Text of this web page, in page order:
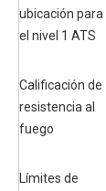
ubicación para
el nivel 1 ATS
Calificación de
resistencia al
fuego
Límites de